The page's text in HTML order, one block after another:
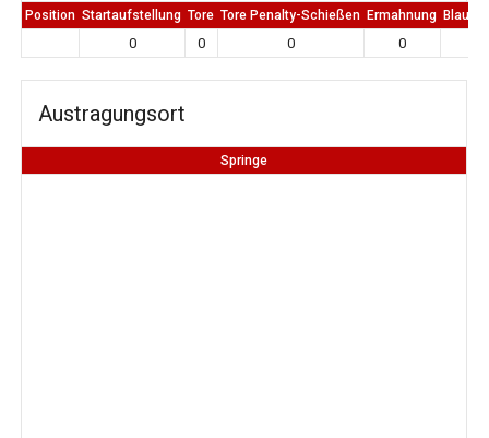
Position Startaufstellung Tore Tore Penalty-Schießen Ermahnung Blaue
0 0 0 0
Austragungsort
Springe